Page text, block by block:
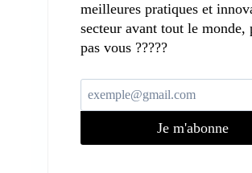
meilleures pratiques et
secteur avant tout le monde,
pas vous ?????
Je m'abonne